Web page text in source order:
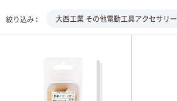
絞り込み 大西工業 その他電動工具アクセサリー